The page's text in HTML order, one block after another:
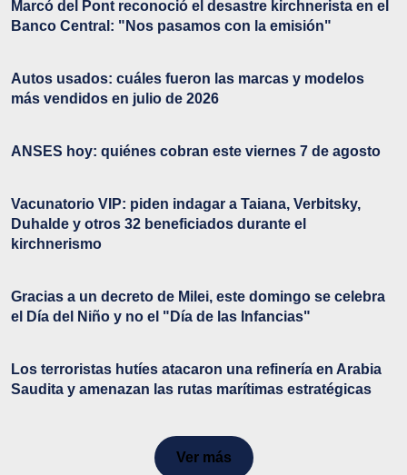
Marcó del Pont reconoció el desastre kirchnerista en el
Banco Central: "Nos pasamos con la emisión"
Autos usados: cuáles fueron las marcas y modelos
más vendidos en julio de 2026
ANSES hoy: quiénes cobran este viernes 7 de agosto
Vacunatorio VIP: piden indagar a Taiana, Verbitsky,
Duhalde y otros 32 beneficiados durante el
kirchnerismo
Gracias a un decreto de Milei, este domingo se celebra
el Día del Niño y no el "Día de las Infancias"
Los terroristas hutíes atacaron una refinería en Arabia
Saudita y amenazan las rutas marítimas estratégicas
Ver más